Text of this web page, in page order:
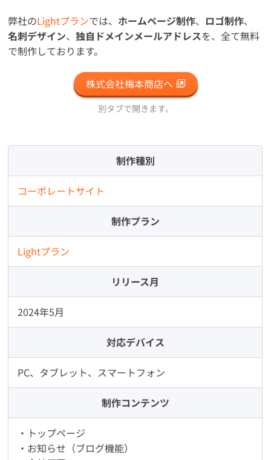
弊社のLightプランでは、 ホームページ制作、 ロゴ制作、
名刺デザイン、独自ドメインメールアドレスを、全て無料
で制作しております。
株式会社梅本商店へ
別タブで開きます。
制作種別
コーポレートサイト
制作プラン
Lightプラン
リリース月
2024年5月
対応デバイス
PC、タブレット、スマートフォン
制作コンテンツ
・トップページ
・お知らせ（ブログ機能）